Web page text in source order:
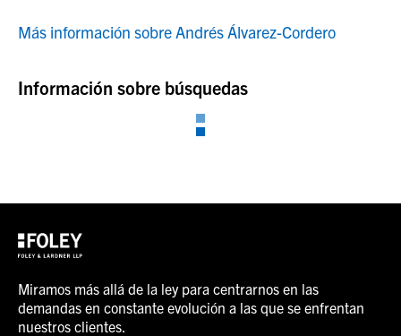
Más información sobre Andrés Álvarez-Cordero
Información sobre búsquedas
Miramos más allá de la ley para centrarnos en las
demandas en constante evolución a las que se enfrentan
nuestros clientes.